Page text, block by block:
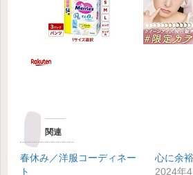
関連
春休み／洋服コーディネー
ト
心に余
2024年